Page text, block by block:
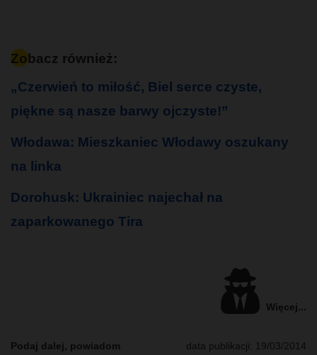
Zobacz również:
„Czerwień to miłość, Biel serce czyste,
piękne są nasze barwy ojczyste!”
Włodawa: Mieszkaniec Włodawy oszukany
na linka
Dorohusk: Ukrainiec najechał na
zaparkowanego Tira
Więcej...
data publikacji: 19/03/2014
Podaj dalej, powiadom